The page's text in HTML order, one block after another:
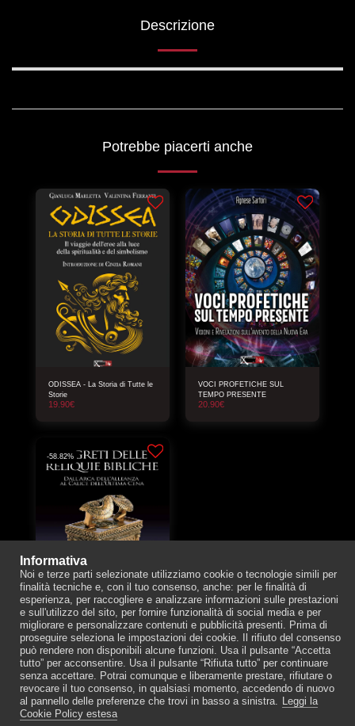
Informativa
Noi e terze parti selezionate utilizziamo cookie o tecnologie simili per
finalità tecniche e, con il tuo consenso, anche: per le finalità di
esperienza, per raccogliere e analizzare informazioni sulle prestazioni
e sull'utilizzo del sito, per fornire funzionalità di social media e per
migliorare e personalizzare contenuti e pubblicità presenti. Prima di
proseguire seleziona le impostazioni dei cookie. Il rifiuto del consenso
può rendere non disponibili alcune funzioni. Usa il pulsante “Accetta
tutto” per acconsentire. Usa il pulsante “Rifiuta tutto” per continuare
senza accettare. Potrai comunque e liberamente prestare, rifiutare o
revocare il tuo consenso, in qualsiasi momento, accedendo di nuovo
al pannello delle preferenze che trovi in basso a sinistra. Leggi la
Cookie Policy estesa
Descrizione
Potrebbe piacerti anche
ODISSEA - La Storia di Tutte le
Storie
19.90€
VOCI PROFETICHE SUL
TEMPO PRESENTE
20.90€
-58.82%
I SEGRETI DELLE RELIQUIE
BIBLICHE
17€7€